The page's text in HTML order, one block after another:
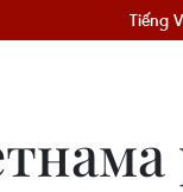
Tiếng